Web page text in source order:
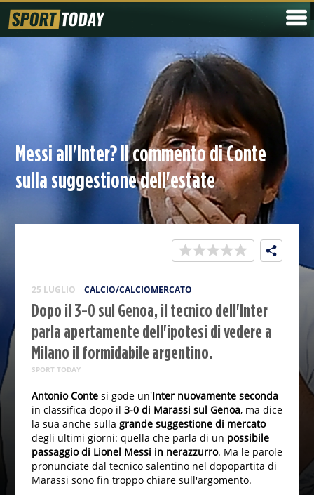
Messi all'Inter? Il commento di Conte
sulla suggestione dell'estate
25 LUGLIO CALCIO/CALCIOMERCATO
Dopo il 3-0 sul Genoa, il tecnico dell'Inter
parla apertamente dell'ipotesi di vedere a
Milano il formidabile argentino.
SPORT TODAY
Antonio Contesi gode un'Inter nuovamente seconda
in classifica dopo il 3-0 di Marassi sul Genoa, ma dice
la sua anche sulla grande suggestione di mercato
degli ultimi giorni: quella che parla di un possibile
passaggio di Lionel Messi in nerazzurro. Ma le parole
pronunciate dal tecnico salentino nel dopopartita di
Marassi sono fin troppo chiare sull'argomento.